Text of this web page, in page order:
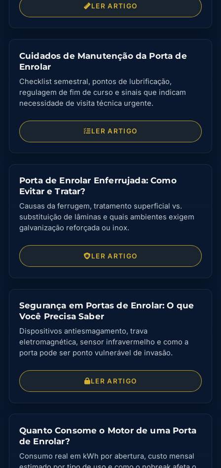
LER ARTIGO
Cuidados de Manutenção da Porta de
Enrolar
Checklist semestral, pontos de lubrificação,
regulagem de fim de curso e sinais que indicam
necessidade de visita técnica urgente.
LER ARTIGO
Porta de Enrolar Enferrujada: Como
Evitar e Tratar?
Causas da ferrugem, tratamento superficial vs.
substituição de lâminas e quais ambientes exigem
galvanização reforçada ou inox.
LER ARTIGO
Segurança em Portas de Enrolar: O que
Você Precisa Saber
Dispositivos antiesmagamento, trava
eletromagnética, sensor infravermelho e como a
porta pode ser ponto vulnerável de invasão.
LER ARTIGO
Quanto Consome o Motor de uma Porta
de Enrolar?
Consumo real em kWh por abertura, custo mensal